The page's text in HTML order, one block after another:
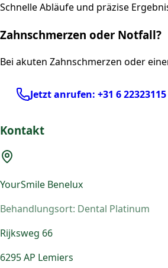
Schnelle Abläufe und präzise
Zahnschmerzen oder Notfall?
Bei akuten Zahnschmerzen oder
Jetzt anrufen: +31 6 22323115
Kontakt
YourSmile Benelux
Behandlungsort: Dental Platinum
Rijksweg 66
6295 AP Lemiers